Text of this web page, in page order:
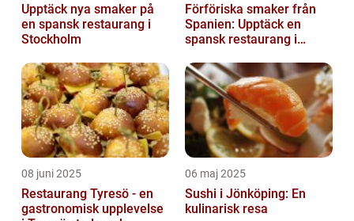
Upptäck nya smaker på
en spansk restaurang i
Stockholm
Förföriska smaker från
Spanien: Upptäck en
spansk restaurang i
08 juni 2025
Restaurang Tyresö - en
gastronomisk upplevelse
06 maj 2025
Sushi i Jönköping: En
kulinarisk resa